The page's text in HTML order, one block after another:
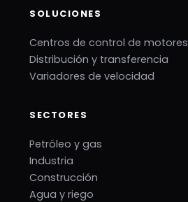
SOLUCIONES
Centros de control de motores
Distribución y transferencia
Variadores de velocidad
SECTORES
Petróleo y gas
Industria
Construcción
Agua y riego